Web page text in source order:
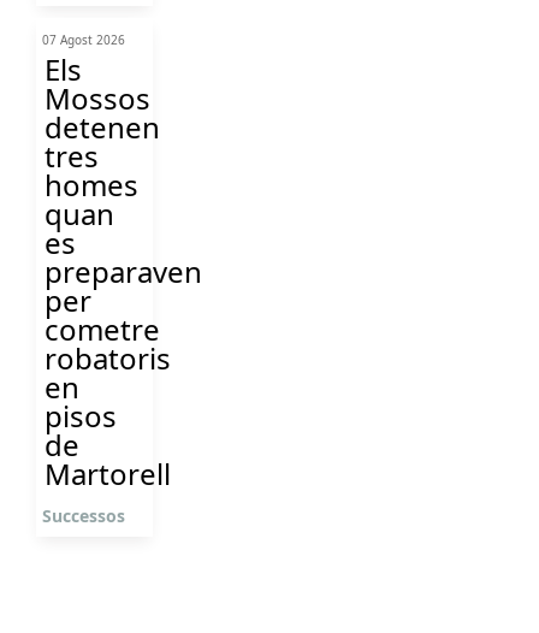
07 Agost 2026
Els
Mossos
detenen
tres
homes
quan
es
preparaven
per
cometre
robatoris
en
pisos
de
Martorell
Successos